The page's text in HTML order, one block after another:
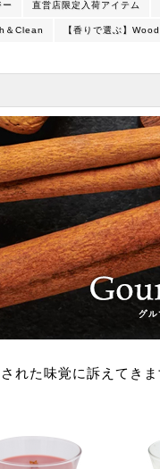
ー 直営店限定入荷アイテム
＆Clean 【香りで選ぶ】
れた味覚に訴えてき